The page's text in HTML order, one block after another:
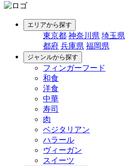
エリアから探す
東京都 神奈川県 埼玉県
都府 兵庫県 福岡県
ジャンルから探す
フィンガーフード
和食
洋食
中華
寿司
肉
ベジタリアン
ハラール
ヴィーガン
スイーツ